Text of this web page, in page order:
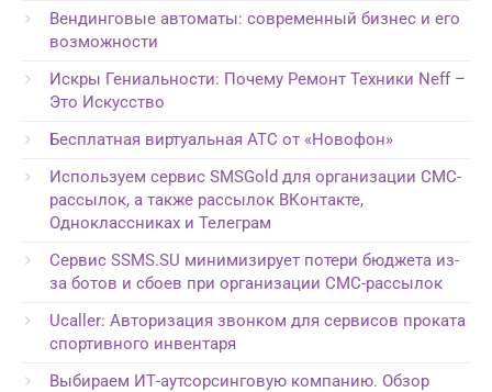
Вендинговые автоматы: современный бизнес и его
возможности
Искры Гениальности: Почему Ремонт Техники Neff –
Это Искусство
Бесплатная виртуальная АТС от «Новофон»
Используем сервис SMSGold для организации СМС-
рассылок, а также рассылок ВКонтакте,
Одноклассниках и Телеграм
Сервис SSMS.SU минимизирует потери бюджета из-
за ботов и сбоев при организации СМС-рассылок
Ucaller: Авторизация звонком для сервисов проката
спортивного инвентаря
Выбираем ИТ-аутсорсинговую компанию. Обзор